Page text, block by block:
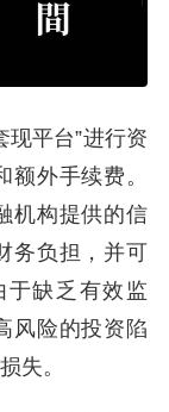
现平台”进行资
外手续费。
机构提供的信
务负担，并可
缺乏有效监
风险的投资陷
失。